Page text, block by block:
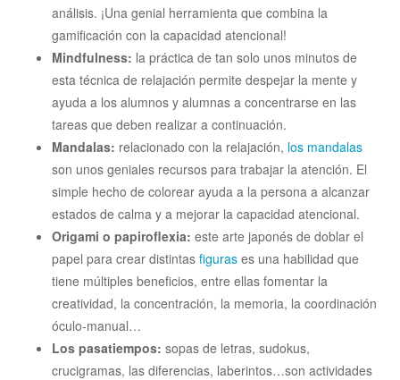
análisis. ¡Una genial herramienta que combina la
gamificación con la capacidad atencional!
Mindfulness: la práctica de tan solo unos minutos de
esta técnica de relajación permite despejar la mente y
ayuda a los alumnos y alumnas a concentrarse en las
tareas que deben realizar a continuación.
Mandalas: relacionado con la relajación, los mandalas
son unos geniales recursos para trabajar la atención. El
simple hecho de colorear ayuda a la persona a alcanzar
estados de calma y a mejorar la capacidad atencional.
Origami o papiroflexia: este arte japonés de doblar el
papel para crear distintas figuras es una habilidad que
tiene múltiples beneficios, entre ellas fomentar la
creatividad, la concentración, la memoria, la coordinación
óculo-manual…
Los pasatiempos: sopas de letras, sudokus,
crucigramas, las diferencias, laberintos…son actividades